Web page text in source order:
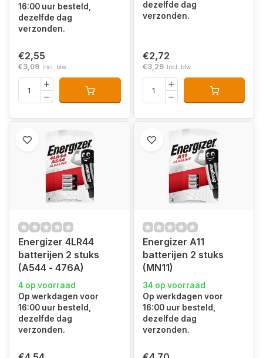
16:00 uur besteld,
dezelfde dag
verzonden.
€2,55
€3,09 Incl. btw
dezelfde dag
verzonden.
€2,72
€3,29 Incl. btw
Energizer 4LR44
batterijen 2 stuks
(A544 - 476A)
4 op voorraad
Op werkdagen voor
16:00 uur besteld,
dezelfde dag
verzonden.
Energizer A11
batterijen 2 stuks
(MN11)
34 op voorraad
Op werkdagen voor
16:00 uur besteld,
dezelfde dag
verzonden.